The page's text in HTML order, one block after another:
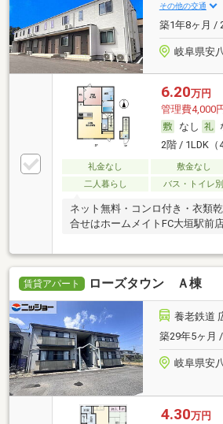
その他の交通
築1年8ヶ月 /
岐阜県安
6.20万円
管理費4,000
なし
2階 / 1LDK（
礼金なし 敷金なし
二人暮らし
バス・トイレ別
ネット無料・コンロ付き・衣類
合せはホームメイトFC大垣駅前
賃貸アパート ローズタウン Ａ棟
養老鉄道
築29年5ヶ月
岐阜県安
4.30万円